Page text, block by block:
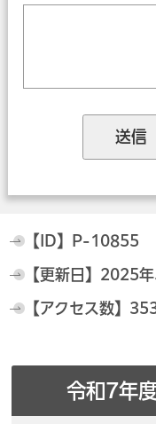
【ID】 P-10855
【更新日】 2025年
【アクセス数】
令和7年